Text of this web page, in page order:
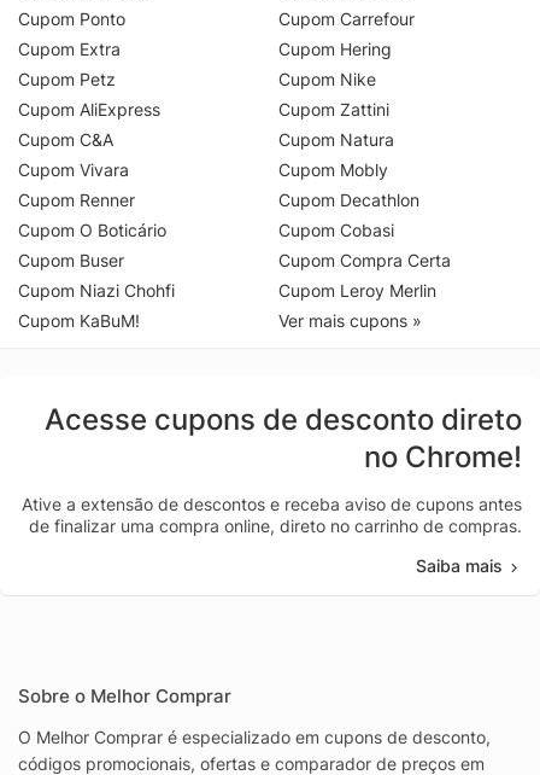
Cupom Ponto
Cupom Extra
Cupom Petz
Cupom AliExpress
Cupom C&A
Cupom Vivara
Cupom Renner
Cupom O Boticário
Cupom Buser
Cupom Niazi Chohfi
Cupom KaBuM!
Cupom Carrefour
Cupom Hering
Cupom Nike
Cupom Zattini
Cupom Natura
Cupom Mobly
Cupom Decathlon
Cupom Cobasi
Cupom Compra Certa
Cupom Leroy Merlin
Ver mais cupons »
Acesse cupons de desconto direto
no Chrome!
Ative a extensão de descontos e receba aviso de cupons antes
de finalizar uma compra online, direto no carrinho de compras.
Saiba mais
Sobre o Melhor Comprar
O Melhor Comprar é especializado em cupons de desconto,
códigos promocionais, ofertas e comparador de preços em